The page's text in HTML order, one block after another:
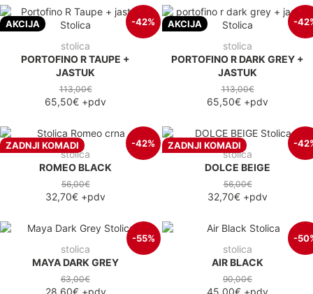
AKCIJA -42%
stolica
PORTOFINO R TAUPE +
JASTUK
113,00€
65,50€ +pdv
AKCIJA -
stolica
PORTOFINO R DARK GREY +
JASTUK
113,00€
65,50€ +pdv
ZADNJI KOMADI -42%
stolica
ROMEO BLACK
56,00€
32,70€ +pdv
ZADNJI KOMADI -
stolica
DOLCE BEIGE
56,00€
32,70€ +pdv
-55%
stolica
MAYA DARK GREY
63,00€
28,60€+pdv
-
stolica
AIR BLACK
90,00€
45,00€ +pdv